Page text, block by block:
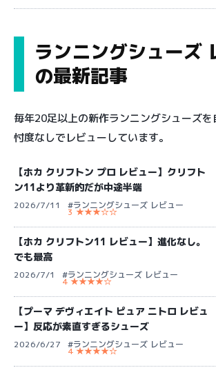
ランニングシューズ
の最新記事
毎年20足以上の新作ランニングシューズを
忖度なしでレビューしています。
【ホカ クリフトン プロ レビュー】クリフト
ン11より革新的だが中途半端
2026/7/11 #ランニングシューズ レビュー
3 ★★★☆☆
【ホカ クリフトン11 レビュー】進化なし。
でも最高
2026/7/1 #ランニングシューズ レビュー
4 ★★★★☆
【プーマ デヴィエイト ピュア ニトロ レビュ
ー】反応が素直すぎるシューズ
2026/6/27 #ランニングシューズ レビュー
4 ★★★★☆